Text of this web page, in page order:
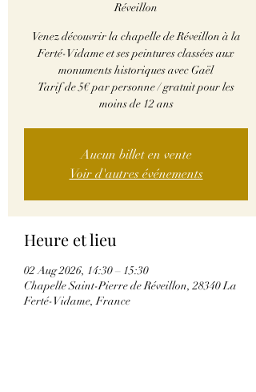
Réveillon
Venez découvrir la chapelle de Réveillon à la
Ferté-Vidame et ses peintures classées aux
monuments historiques avec Gaël
Tarif de 5€ par personne / gratuit pour les
moins de 12 ans
Aucun billet en vente
Voir d'autres événements
Heure et lieu
02 Aug 2026, 14:30 – 15:30
Chapelle Saint-Pierre de Réveillon, 28340 La
Ferté-Vidame, France